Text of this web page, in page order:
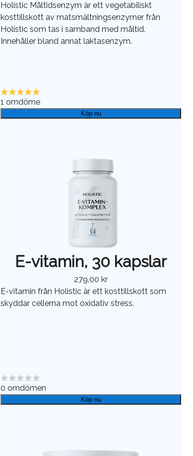
Holistic Måltidsenzym är ett vegetabiliskt
kosttillskott av matsmältningsenzymer från
Holistic som tas i samband med måltid.
Innehåller bland annat laktasenzym.
1 omdöme
Köp nu
E-vitamin, 30 kapslar
279,00 kr
E-vitamin från Holistic är ett kosttillskott som
skyddar cellerna mot oxidativ stress.
0 omdömen
Köp nu